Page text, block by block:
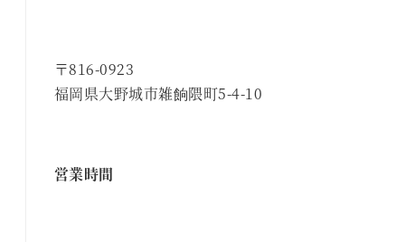
〒816-0923
福岡県大野城市雑餉隈町5-4-10
営業時間